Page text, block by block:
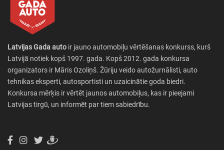
Latvijas Gada auto ir jauno automobiļu vērtēšanas konkurss, kurš
Latvijā notiek kopš 1997. gada. Kopš 2012. gada konkursa
organizators ir Māris Ozoliņš. Žūriju veido autožurnālisti, auto
tehnikas eksperti, autosportisti un uzaicinātie goda biedri.
Konkursa mērķis ir vērtēt jaunos automobiļus, kas ir pieejami
Latvijas tirgū, un informēt par tiem sabiedrību.